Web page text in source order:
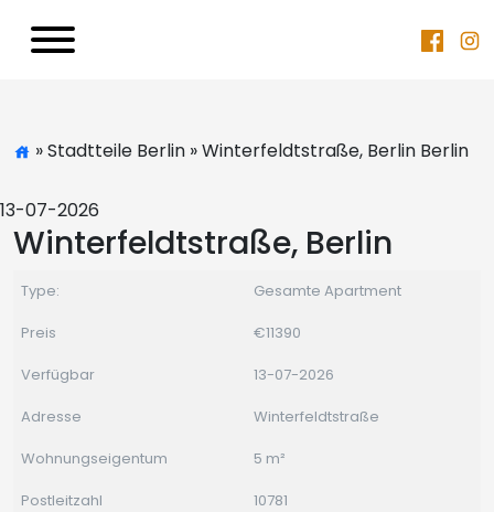
» Stadtteile Berlin » Winterfeldtstraße, Berlin Berlin
13-07-2026
Winterfeldtstraße, Berlin
Type:
Gesamte Apartment
Preis
€11390
Verfügbar
13-07-2026
Adresse
Winterfeldtstraße
Wohnungseigentum
5 m²
Postleitzahl
10781